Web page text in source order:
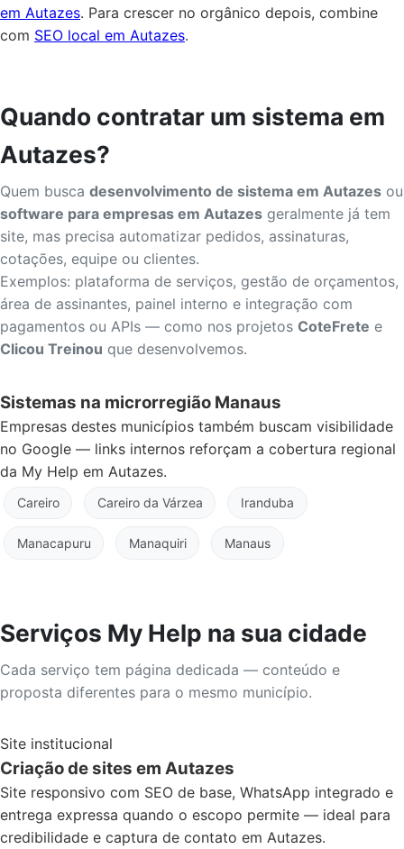
em Autazes. Para crescer no orgânico depois, combine
com SEO local em Autazes.
Quando contratar um sistema em
Autazes?
Quem busca desenvolvimento de sistema em Autazes ou
software para empresas em Autazes geralmente já tem
site, mas precisa automatizar pedidos, assinaturas,
cotações, equipe ou clientes.
Exemplos: plataforma de serviços, gestão de orçamentos,
área de assinantes, painel interno e integração com
pagamentos ou APIs — como nos projetos CoteFrete e
Clicou Treinou que desenvolvemos.
Sistemas na microrregião Manaus
Empresas destes municípios também buscam visibilidade
no Google — links internos reforçam a cobertura regional
da My Help em Autazes.
Careiro Careiro da Várzea Iranduba
Manacapuru Manaquiri Manaus
Serviços My Help na sua cidade
Cada serviço tem página dedicada — conteúdo e
proposta diferentes para o mesmo município.
Site institucional
Criação de sites em Autazes
Site responsivo com SEO de base, WhatsApp integrado e
entrega expressa quando o escopo permite — ideal para
credibilidade e captura de contato em Autazes.